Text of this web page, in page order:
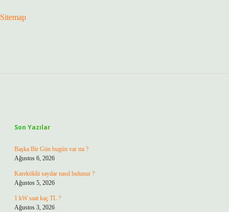
Sitemap
Son Yazılar
Başka Bir Gün bugün var mı ?
Ağustos 6, 2026
Kareköklü sayılar nasıl bulunur ?
Ağustos 5, 2026
1 kW saat kaç TL ?
Ağustos 3, 2026